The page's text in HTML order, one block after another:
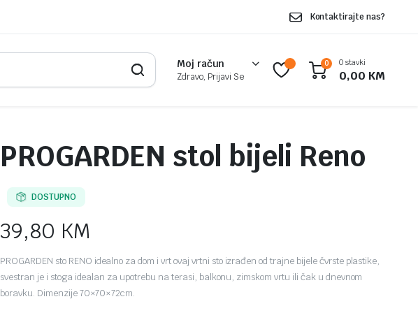
Kontaktirajte nas?
Moj račun
Zdravo, Prijavi Se
0 0 stavki
0,00 KM
PROGARDEN stol bijeli Reno
DOSTUPNO
39,80 KM
PROGARDEN sto RENO idealno za dom i vrt ovaj vrtni sto izrađen od trajne bijele čvrste plastike,
svestran je i stoga idealan za upotrebu na terasi, balkonu, zimskom vrtu ili čak u dnevnom
boravku. Dimenzije 70×70×72cm.